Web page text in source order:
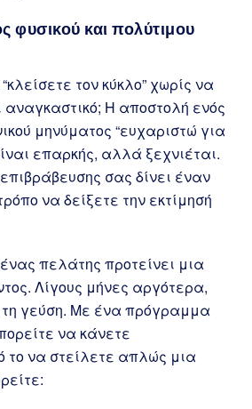
φυσικού και πολύτιμου
τον κύκλο” χωρίς να
αναγκαστικό; Η αποστολή ενός
μηνύματος “ευχαριστώ για
επαρκής, αλλά ξεχνιέται.
σας δίνει έναν
να δείξετε την εκτίμησή
πελάτης προτείνει μια
Λίγους μήνες αργότερα,
γεύση. Με ένα πρόγραμμα
να κάνετε
το να στείλετε απλώς μια